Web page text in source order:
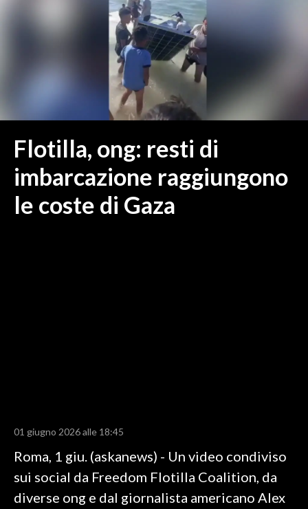
ORISTANO E PROVINCIA
ITALIA
MONDO
RISULTATI E CLASSIFICHE
CALCIO
CALCIO REGIONALE
BASKET
Flotilla, ong: resti di
imbarcazione raggiungono
le coste di Gaza
01 giugno 2026 alle 18:45
Roma, 1 giu. (askanews) - Un video condiviso
sui social da Freedom Flotilla Coalition, da
diverse ong e dal giornalista americano Alex